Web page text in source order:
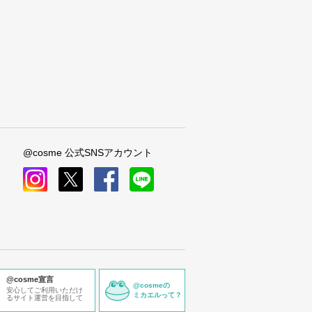
@cosme 公式SNSアカウント
@cosme宣言
安心してご利用いただけ
るサイト運営を目指して
@cosmeの
ミカエルって？